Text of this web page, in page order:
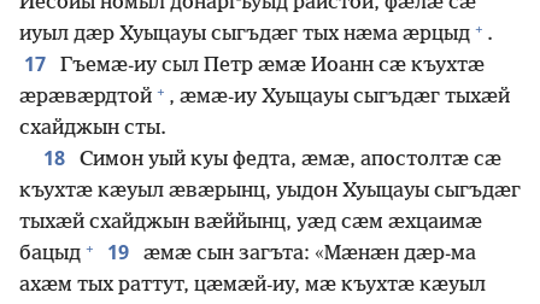
иуыл дӕр Хуыцауы сыгъдӕг тых нӕма ӕрцыд + .
17
Гъемӕ-иу сыл Петр ӕмӕ Иоанн сӕ къухтӕ
ӕрӕвӕрдтой + , ӕмӕ-иу Хуыцауы сыгъдӕг тыхӕй
схайджын сты.
18
Симон уый куы федта, ӕмӕ, апостолтӕ сӕ
къухтӕ кӕуыл ӕвӕрынц, уыдон Хуыцауы сыгъдӕг
тыхӕй схайджын вӕййынц, уӕд сӕм ӕхцаимӕ
бацыд + 19
ӕмӕ сын загъта: «Мӕнӕн дӕр-ма
ахӕм тых раттут, цӕмӕй-иу, мӕ къухтӕ кӕуыл